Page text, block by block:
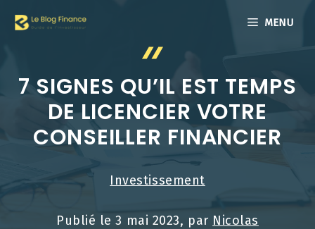
MENU
7 SIGNES QU’IL EST TEMPS
DE LICENCIER VOTRE
CONSEILLER FINANCIER
Investissement
Publié le3 mai 2023, par Nicolas